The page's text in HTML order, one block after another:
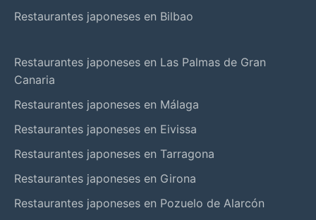
Restaurantes japoneses en Bilbao
Restaurantes japoneses en Las Palmas de Gran
Canaria
Restaurantes japoneses en Málaga
Restaurantes japoneses en Eivissa
Restaurantes japoneses en Tarragona
Restaurantes japoneses en Girona
Restaurantes japoneses en Pozuelo de Alarcón